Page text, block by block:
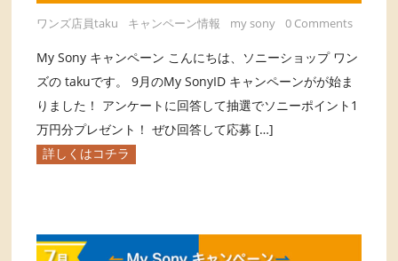
ワンズ店員taku キャンペーン情報 my sony 0 Comments
My Sony キャンペーン こんにちは、ソニーショップ ワン
ズの takuです。 9月のMy SonyID キャンペーンがが始ま
りました！ アンケートに回答して抽選でソニーポイント1
万円分プレゼント！ ぜひ回答して応募 […]
詳しくはコチラ